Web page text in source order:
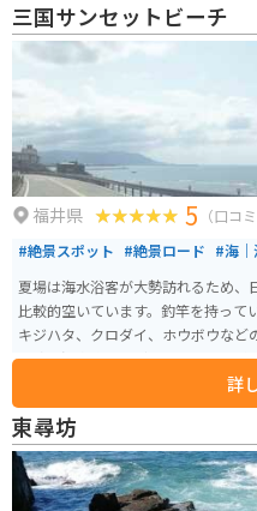
さかいは、日本海沿岸を走る国道
休憩場所としても最適です。広い駐
イクを停めることができます。 周辺には、東尋坊や雄島など、風光明媚な観
光スポットも点在しています。道の
のも良いでしょう。
三国サンセットビーチ
福井県 5 （口コ
#絶景スポット #絶景ロード #海｜
夏場は海水浴客が大勢訪れるため
比較的空いています。釣竿を持って
キジハタ、クロダイ、ホウボウなどの高級魚
尋坊や温泉施設などもあります。
道路で、景色を楽しみながらツー
で寄ってくる！と話題にもなりま
実際に噛まれた人もいるので近づ
詳
東尋坊